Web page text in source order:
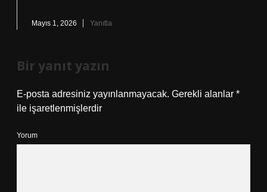
Mayıs 1, 2026 Yanıtla
Bir yanıt yazın
E-posta adresiniz yayınlanmayacak. Gerekli alanlar *
ile işaretlenmişlerdir
Yorum